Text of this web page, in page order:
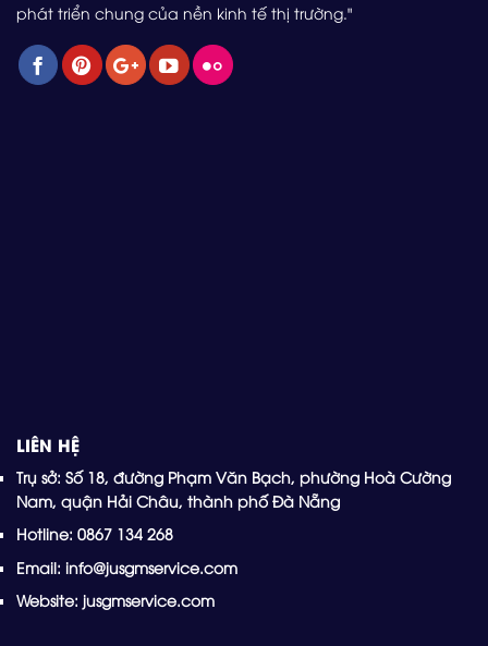
phát triển chung của nền kinh tế thị trường."
LIÊN HỆ
Trụ sở: Số 18, đường Phạm Văn Bạch, phường Hoà Cường
Nam, quận Hải Châu, thành phố Đà Nẵng
Hotline: 0867 134 268
Email: info@jusgmservice.com
Website: jusgmservice.com